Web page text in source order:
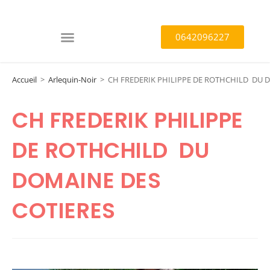
0642096227
Accueil > Arlequin-Noir > CH FREDERIK PHILIPPE DE ROTHCHILD DU
CH FREDERIK PHILIPPE
DE ROTHCHILD DU
DOMAINE DES
COTIERES